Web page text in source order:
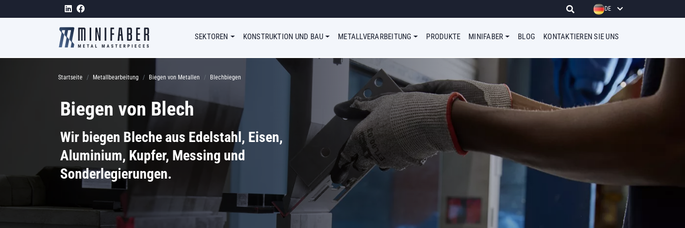
DE
SEKTOREN KONSTRUKTION UND BAU METALLVERARBEITUNG PRODUKTE MINIFABER BLOG KONTAKTIEREN SIE UNS
Startseite Metallbearbeitung Biegen von Metallen Blechbiegen
Biegen von Blech
Wir biegen Bleche aus Edelstahl, Eisen,
Aluminium, Kupfer, Messing und
Sonderlegierungen.